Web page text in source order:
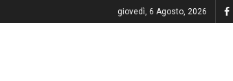
giovedì, 6 Agosto, 2026